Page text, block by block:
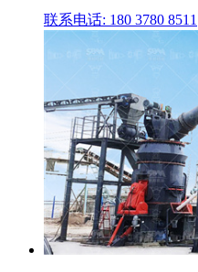
联系电话: 180 3780 8511